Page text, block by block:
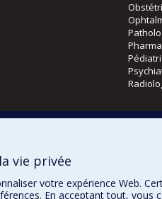
vie privée
votre expérience Web.
En acceptant tout,